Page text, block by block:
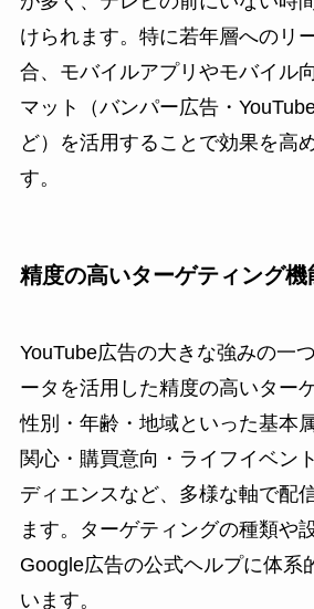
けられます。特に若年層へのリ
合、モバイルアプリやモバイル
マット（バンパー広告・
ど）を活用することで効果を高
す。
精度の高いターゲティング機
YouTube広告の大きな強みの一
ータを活用した精度の高いター
性別・年齢・地域といった基本
関心・購買意向・ライフイベン
ディエンスなど、多様な軸で配
ます。ターゲティングの種類や
Google広告の公式ヘルプに体系
います。